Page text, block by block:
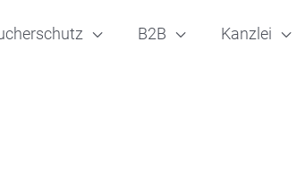
B2B Kanzlei